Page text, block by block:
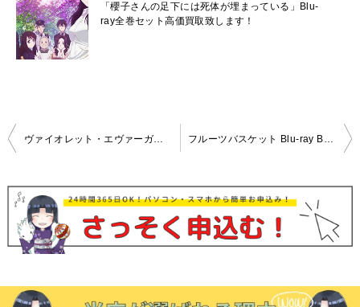
「櫻子さんの足下には死体が埋まっている」Blu-
ray全巻セット高価買取致します！
投
ナ
ゲ
シ
ヴァイオレット・エヴァーガーデン ブルーレイ/DVD全巻セット高価買取中！ フルーツバスケット Blu-ray BOX 高価買取致しました！